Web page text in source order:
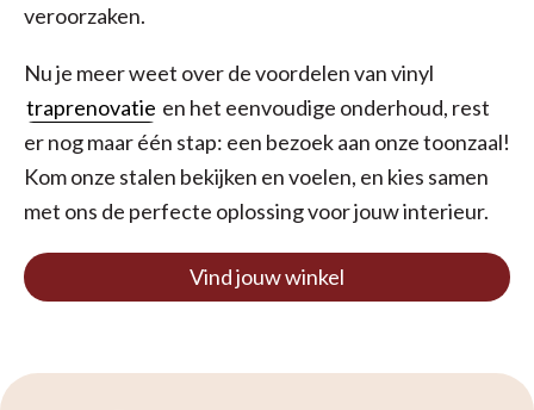
veroorzaken.
Nu je meer weet over de voordelen van vinyl
traprenovatie en het eenvoudige onderhoud, rest
er nog maar één stap: een bezoek aan onze toonzaal!
Kom onze stalen bekijken en voelen, en kies samen
met ons de perfecte oplossing voor jouw interieur.
Vind jouw winkel